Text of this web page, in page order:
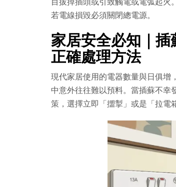
若電線損毀必須關閉總電源。
家居安全必知｜
正確處理方法
現代家居使用的電器數量與日俱增
中意外往往難以預料。當插蘇不幸
策，選擇立即「擝掣」或是「拉電